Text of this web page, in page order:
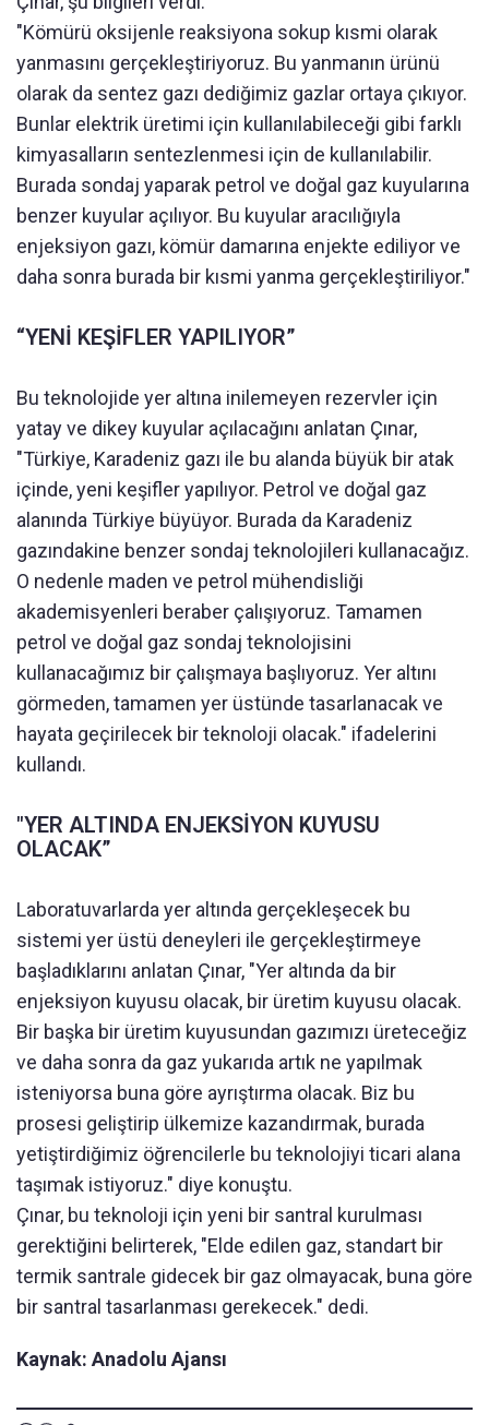
"Kömürü oksijenle reaksiyona sokup kısmi olarak
yanmasını gerçekleştiriyoruz. Bu yanmanın ürünü
olarak da sentez gazı dediğimiz gazlar ortaya çıkıyor.
Bunlar elektrik üretimi için kullanılabileceği gibi farklı
kimyasalların sentezlenmesi için de kullanılabilir.
Burada sondaj yaparak petrol ve doğal gaz kuyularına
benzer kuyular açılıyor. Bu kuyular aracılığıyla
enjeksiyon gazı, kömür damarına enjekte ediliyor ve
daha sonra burada bir kısmi yanma gerçekleştiriliyor."
“YENİ KEŞİFLER YAPILIYOR”
Bu teknolojide yer altına inilemeyen rezervler için
yatay ve dikey kuyular açılacağını anlatan Çınar,
"Türkiye, Karadeniz gazı ile bu alanda büyük bir atak
içinde, yeni keşifler yapılıyor. Petrol ve doğal gaz
alanında Türkiye büyüyor. Burada da Karadeniz
gazındakine benzer sondaj teknolojileri kullanacağız.
O nedenle maden ve petrol mühendisliği
akademisyenleri beraber çalışıyoruz. Tamamen
petrol ve doğal gaz sondaj teknolojisini
kullanacağımız bir çalışmaya başlıyoruz. Yer altını
görmeden, tamamen yer üstünde tasarlanacak ve
hayata geçirilecek bir teknoloji olacak." ifadelerini
kullandı.
"YER ALTINDA ENJEKSİYON KUYUSU
OLACAK”
Laboratuvarlarda yer altında gerçekleşecek bu
sistemi yer üstü deneyleri ile gerçekleştirmeye
başladıklarını anlatan Çınar, "Yer altında da bir
enjeksiyon kuyusu olacak, bir üretim kuyusu olacak.
Bir başka bir üretim kuyusundan gazımızı üreteceğiz
ve daha sonra da gaz yukarıda artık ne yapılmak
isteniyorsa buna göre ayrıştırma olacak. Biz bu
prosesi geliştirip ülkemize kazandırmak, burada
yetiştirdiğimiz öğrencilerle bu teknolojiyi ticari alana
taşımak istiyoruz." diye konuştu.
Çınar, bu teknoloji için yeni bir santral kurulması
gerektiğini belirterek, "Elde edilen gaz, standart bir
termik santrale gidecek bir gaz olmayacak, buna göre
bir santral tasarlanması gerekecek." dedi.
Kaynak: Anadolu Ajansı